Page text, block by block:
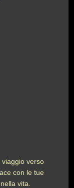
verso
con le tue
vita.